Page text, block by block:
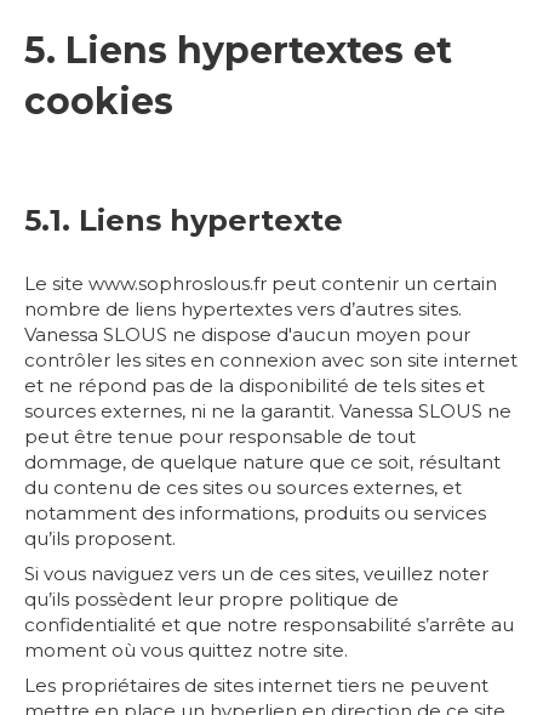
5. Liens hypertextes et
cookies
5.1. Liens hypertexte
Le site www.sophroslous.fr peut contenir un certain
nombre de liens hypertextes vers d’autres sites.
Vanessa SLOUS ne dispose d'aucun moyen pour
contrôler les sites en connexion avec son site internet
et ne répond pas de la disponibilité de tels sites et
sources externes, ni ne la garantit. Vanessa SLOUS ne
peut être tenue pour responsable de tout
dommage, de quelque nature que ce soit, résultant
du contenu de ces sites ou sources externes, et
notamment des informations, produits ou services
qu’ils proposent.
Si vous naviguez vers un de ces sites, veuillez noter
qu’ils possèdent leur propre politique de
confidentialité et que notre responsabilité s’arrête au
moment où vous quittez notre site.
Les propriétaires de sites internet tiers ne peuvent